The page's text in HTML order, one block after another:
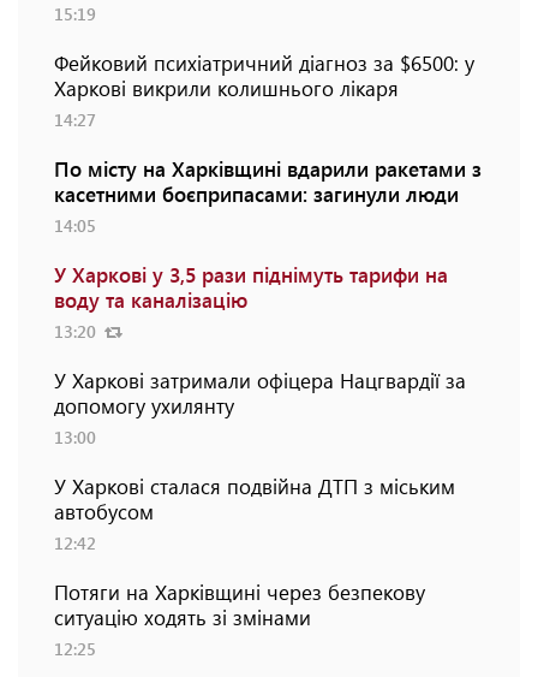
15:19
Фейковий психіатричний діагноз за $6500: у
Харкові викрили колишнього лікаря
14:27
По місту на Харківщині вдарили ракетами з
касетними боєприпасами: загинули люди
14:05
У Харкові у 3,5 рази піднімуть тарифи на
воду та каналізацію
13:20
У Харкові затримали офіцера Нацгвардії за
допомогу ухилянту
13:00
У Харкові сталася подвійна ДТП з міським
автобусом
12:42
Потяги на Харківщині через безпекову
ситуацію ходять зі змінами
12:25